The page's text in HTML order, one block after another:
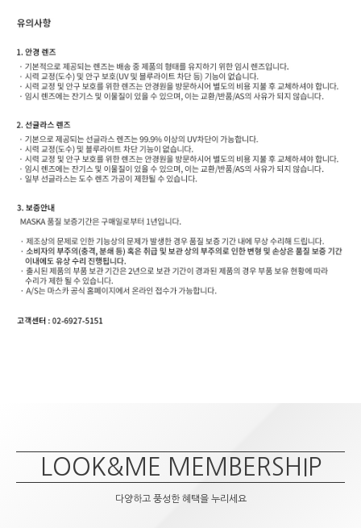
LOOK&ME MEMBERSHIP
다양하고 풍성한 혜택을 누리세요